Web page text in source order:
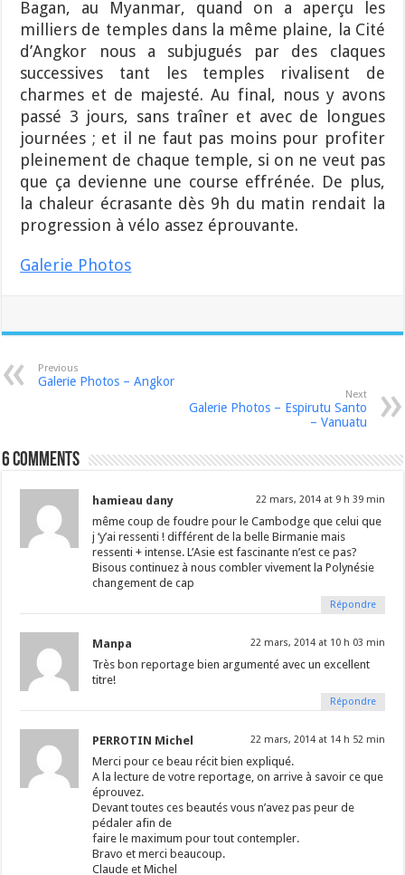
Bagan, au Myanmar, quand on a aperçu les
milliers de temples dans la même plaine, la Cité
d’Angkor nous a subjugués par des claques
successives tant les temples rivalisent de
charmes et de majesté. Au final, nous y avons
passé 3 jours, sans traîner et avec de longues
journées ; et il ne faut pas moins pour profiter
pleinement de chaque temple, si on ne veut pas
que ça devienne une course effrénée. De plus,
la chaleur écrasante dès 9h du matin rendait la
progression à vélo assez éprouvante.
Galerie Photos
Previous
Galerie Photos – Angkor
Next
Galerie Photos – Espirutu Santo
– Vanuatu
6 comments
hamieau dany 22 mars, 2014 at 9 h 39 min
même coup de foudre pour le Cambodge que celui que
j ‘y’ai ressenti ! différent de la belle Birmanie mais
ressenti + intense. L’Asie est fascinante n’est ce pas?
Bisous continuez à nous combler vivement la Polynésie
changement de cap
Répondre
Manpa 22 mars, 2014 at 10 h 03 min
Très bon reportage bien argumenté avec un excellent
titre!
Répondre
PERROTIN Michel 22 mars, 2014 at 14 h 52 min
Merci pour ce beau récit bien expliqué.
A la lecture de votre reportage, on arrive à savoir ce que
éprouvez.
Devant toutes ces beautés vous n’avez pas peur de
pédaler afin de
faire le maximum pour tout contempler.
Bravo et merci beaucoup.
Claude et Michel